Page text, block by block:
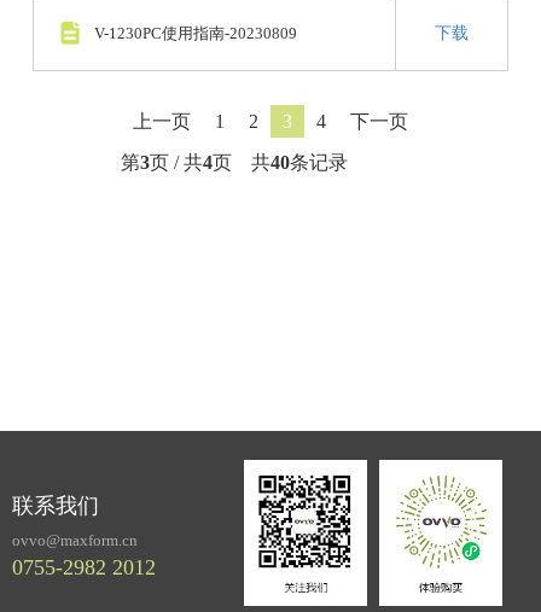
V-1230PC使用指南-20230809 下载
上一页 1 2 3 4
下一页
第3页 / 共4页 共40条记录
联系我们
ovvo@maxform.cn
0755-2982 2012